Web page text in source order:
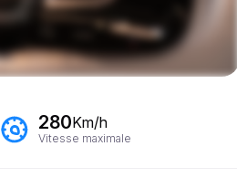
280Km/h
Vitesse maximale